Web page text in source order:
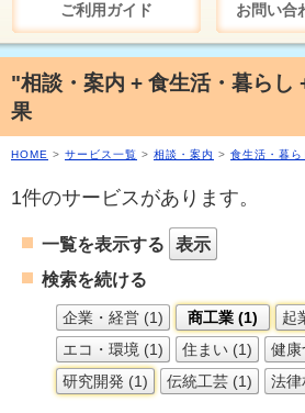
ご利用ガイド お問い合
"相談・案内 + 食生活・暮らし
果
HOME > サービス一覧 > 相談・案内 > 食生活・暮ら
1件のサービスがあります。
一覧を表示する
表示
検索を続ける
企業・経営 (1) 商工業 (1) 起
エコ・環境 (1)
住まい (1)
健康
研究開発 (1)
伝統工芸 (1) 法律